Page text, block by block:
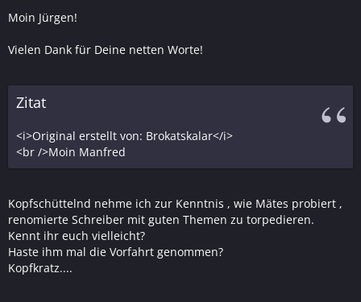
Moin Jürgen!
Vielen Dank für Deine netten Worte!
Zitat
<i>Original erstellt von: Brokatskalar</i>
<br />Moin Manfred
Kopfschüttelnd nehme ich zur Kenntnis , wie Mätes probiert ,
renomierte Schreiber mit guten Themen zu torpedieren.
Kennt ihr euch vielleicht?
Haste ihm mal die Vorfahrt genommen?
Kopfkratz....